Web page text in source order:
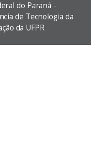
do Paraná -
de Tecnologia da
da UFPR